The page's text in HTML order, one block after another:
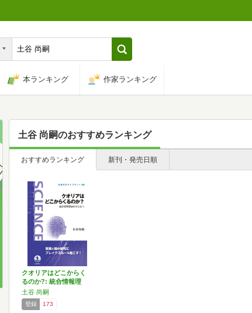
本ランキング 作家ランキング
土谷 尚嗣のおすすめランキング
おすすめランキング 新刊・発売日順
クオリアはどこからく
るのか?: 統合情報理
論…
土谷 尚嗣
登録 173